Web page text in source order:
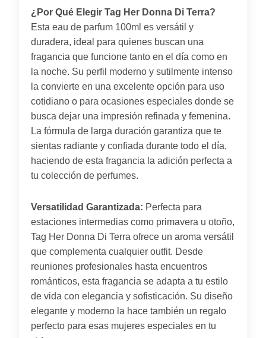
¿Por Qué Elegir Tag Her Donna Di Terra?
Esta eau de parfum 100ml es versátil y
duradera, ideal para quienes buscan una
fragancia que funcione tanto en el día como en
la noche. Su perfil moderno y sutilmente intenso
la convierte en una excelente opción para uso
cotidiano o para ocasiones especiales donde se
busca dejar una impresión refinada y femenina.
La fórmula de larga duración garantiza que te
sientas radiante y confiada durante todo el día,
haciendo de esta fragancia la adición perfecta a
tu colección de perfumes.
Versatilidad Garantizada: Perfecta para
estaciones intermedias como primavera u otoño,
Tag Her Donna Di Terra ofrece un aroma versátil
que complementa cualquier outfit. Desde
reuniones profesionales hasta encuentros
románticos, esta fragancia se adapta a tu estilo
de vida con elegancia y sofisticación. Su diseño
elegante y moderno la hace también un regalo
perfecto para esas mujeres especiales en tu